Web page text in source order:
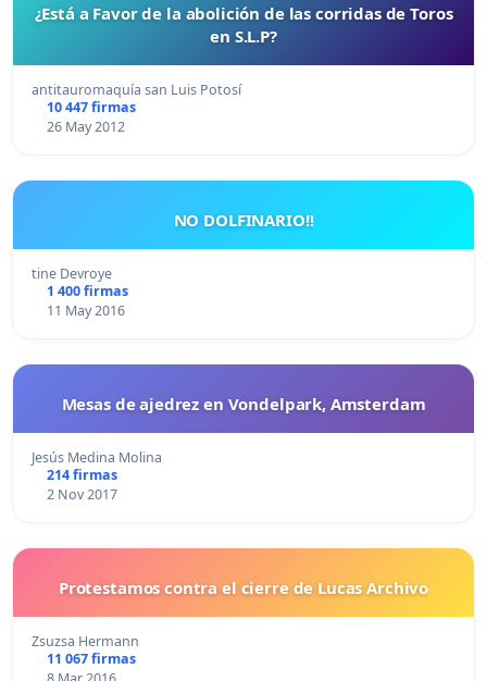
¿Está a Favor de la abolición de las corridas de Toros
en S.L.P?
antitauromaquía san Luis Potosí
10 447 firmas
26 May 2012
NO DOLFINARIO!!
tine Devroye
1 400 firmas
11 May 2016
Mesas de ajedrez en Vondelpark, Amsterdam
Jesús Medina Molina
214 firmas
2 Nov 2017
Protestamos contra el cierre de Lucas Archivo
Zsuzsa Hermann
11 067 firmas